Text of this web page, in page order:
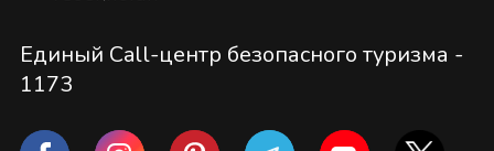
Единый Call-центр безопасного туризма -
1173